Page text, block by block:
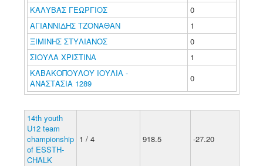
ΚΑΛΥΒΑΣ ΓΕΩΡΓΙΟΣ
0
ΑΓΙΑΝΝΙΔΗΣ ΤΖΟΝΑΘΑΝ
1
ΞΙΜΙΝΗΣ ΣΤΥΛΙΑΝΟΣ
0
ΣΙΟΥΛΑ ΧΡΙΣΤΙΝΑ
1
ΚΑΒΑΚΟΠΟΥΛΟΥ ΙΟΥΛΙΑ -
ΑΝΑΣΤΑΣΙΑ 1289
0
14th youth
U12 team
championship
of ESSTH-
CHALK
1 / 4 918.5 -27.20